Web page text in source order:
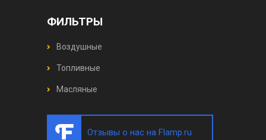
ФИЛЬТРЫ
Воздушные
Топливные
Масляные
Отзывы о нас на Flamp.ru